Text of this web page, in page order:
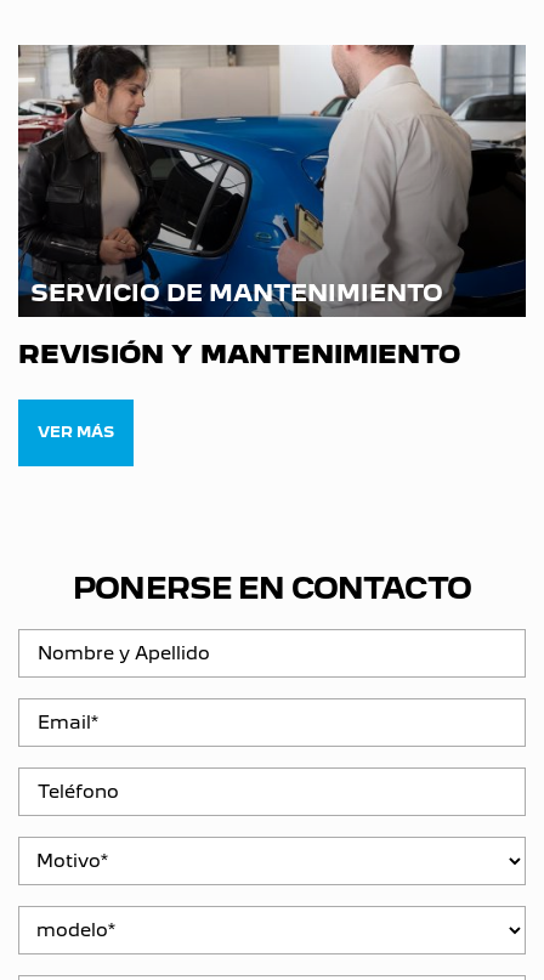
SERVICIO DE MANTENIMIENTO
REVISIÓN Y MANTENIMIENTO
VER MÁS
PONERSE EN CONTACTO